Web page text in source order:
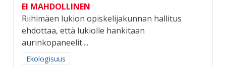
EI MAHDOLLINEN
Riihimäen lukion opiskelijakunnan hallitus
ehdottaa, että lukiolle hankitaan
aurinkopaneelit....
Rajaa tulokset aihepiirin mukaan: Ekologisuus
Ekologisuus